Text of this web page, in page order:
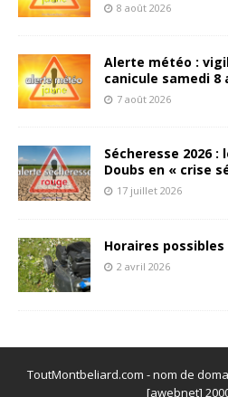
8 août 2026
Alerte météo :
canicule samedi 8
7 août 2026
Sécheresse 2026
Doubs en « crise
17 juillet 2026
Horaires
2 avril 2026
ToutMontbeliard.com - nom de
[awebnet]